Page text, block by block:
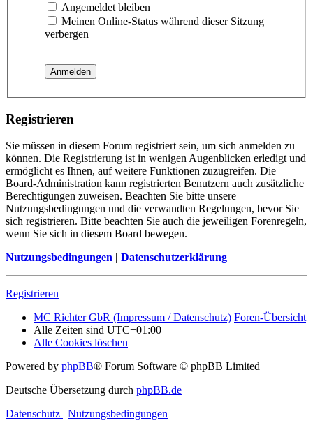
Angemeldet bleiben
Meinen Online-Status während dieser Sitzung
verbergen
Registrieren
Sie müssen in diesem Forum registriert sein, um sich anmelden zu
können. Die Registrierung ist in wenigen Augenblicken erledigt und
ermöglicht es Ihnen, auf weitere Funktionen zuzugreifen. Die
Board-Administration kann registrierten Benutzern auch zusätzliche
Berechtigungen zuweisen. Beachten Sie bitte unsere
Nutzungsbedingungen und die verwandten Regelungen, bevor Sie
sich registrieren. Bitte beachten Sie auch die jeweiligen Forenregeln,
wenn Sie sich in diesem Board bewegen.
Nutzungsbedingungen | Datenschutzerklärung
Registrieren
MC Richter GbR (Impressum / Datenschutz) Foren-Übersicht
Alle Zeiten sind UTC+01:00
Alle Cookies löschen
Powered by phpBB® Forum Software © phpBB Limited
Deutsche Übersetzung durch phpBB.de
Datenschutz | Nutzungsbedingungen